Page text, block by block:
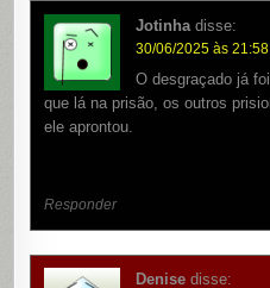
Jotinha disse:
30/06/2025 às 21:58
O desgraçado já
que lá na prisão, os outros
ele aprontou.
Responder
Denise disse: